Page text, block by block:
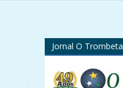
Jornal O Trombeta